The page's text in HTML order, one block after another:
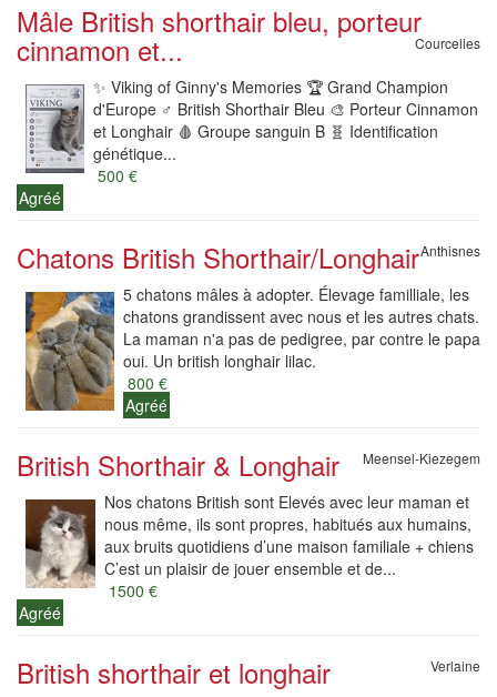
Mâle British shorthair bleu, porteur
cinnamon et... Courcelles
✨️ Viking of Ginny's Memories 🏆 Grand Champion
d'Europe ♂️ British Shorthair Bleu 🎨 Porteur Cinnamon
et Longhair 🩸 Groupe sanguin B 🧬 Identification
génétique...
500 €
Agréé
Chatons British Shorthair/LonghairAnthisnes
5 chatons mâles à adopter. Élevage familliale, les
chatons grandissent avec nous et les autres chats.
La maman n'a pas de pedigree, par contre le papa
oui. Un british longhair lilac.
800 €
Agréé
British Shorthair & Longhair Meensel-Kiezegem
Nos chatons British sont Elevés avec leur maman et
nous même, ils sont propres, habitués aux humains,
aux bruits quotidiens d’une maison familiale + chiens
C’est un plaisir de jouer ensemble et de...
1500 €
Agréé
British shorthair et longhair Verlaine